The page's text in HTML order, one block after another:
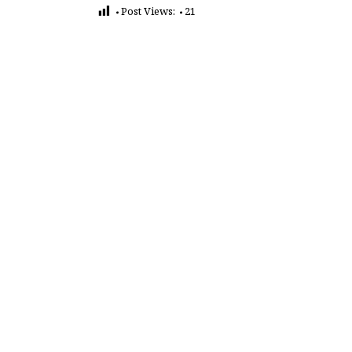
Post Views: 21